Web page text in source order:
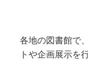
各地の図書館で
トや企画展示を